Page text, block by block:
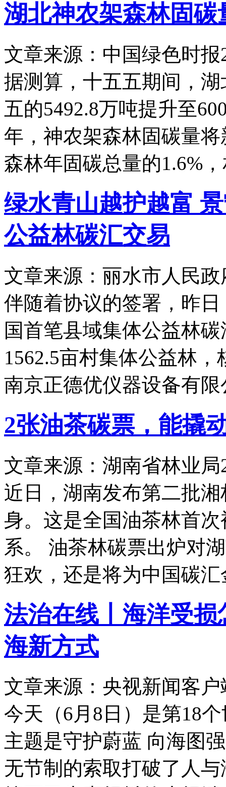
湖北神农架森林固碳
文章来源：中国绿色时报
据测算，十五五期间，
五的5492.8万吨提升至
年，神农架森林固碳量
森林年固碳总量的1.6%
绿水青山越护越富
公益林碳汇交易
文章来源：丽水市人民政
伴随着协议的签署，昨
国首笔县域集体公益林
1562.5亩村集体公益林
南京正德优仪器设备有限
2张油茶碳票，能撬
文章来源：湖南省林业局
近日，湖南发布第二批
身。这是全国油茶林首
系。 油茶林碳票出炉对
狂欢，还是将为中国碳汇
法治在线丨海洋受
海新方式
文章来源：央视新闻客户
今天（6月8日）是第18
主题是守护蔚蓝 向海图
无节制的索取打破了人